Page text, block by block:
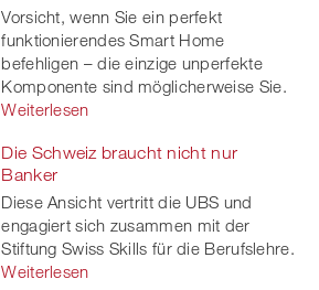
Vorsicht, wenn Sie ein perfekt
funktionierendes Smart Home
befehligen – die einzige unperfekte
Komponente sind möglicherweise Sie.
Weiterlesen
Die Schweiz braucht nicht nur
Banker
Diese Ansicht vertritt die UBS und
engagiert sich zusammen mit der
Stiftung Swiss Skills für die Berufslehre.
Weiterlesen